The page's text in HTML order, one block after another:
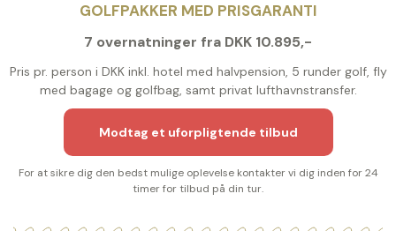
GOLFPAKKER MED PRISGARANTI
7 overnatninger fra DKK 10.895,-
Pris pr. person i DKK inkl. hotel med halvpension, 5 runder golf, fly
med bagage og golfbag, samt privat lufthavnstransfer.
Modtag et uforpligtende tilbud
For at sikre dig den bedst mulige oplevelse kontakter vi dig inden for 24
timer for tilbud på din tur.